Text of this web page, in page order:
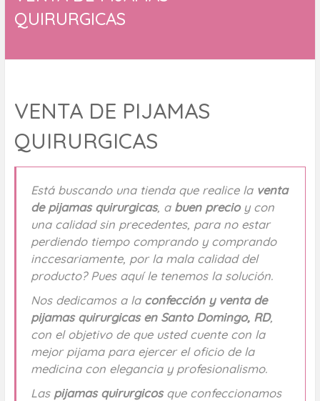
QUIRURGICAS
VENTA DE PIJAMAS
QUIRURGICAS
Está buscando una tienda que realice la venta
de pijamas quirurgicas, a buen precioy con
una calidad sin precedentes, para no estar
perdiendo tiempo comprando y comprando
inccesariamente, por la mala calidad del
producto? Pues aquí le tenemos la solución.
Nos dedicamos a la confección y venta de
pijamas quirurgicas en Santo Domingo, RD,
con el objetivo de que usted cuente con la
mejor pijama para ejercer el oficio de la
medicina con elegancia y profesionalismo.
Las pijamas quirurgicosque confeccionamos